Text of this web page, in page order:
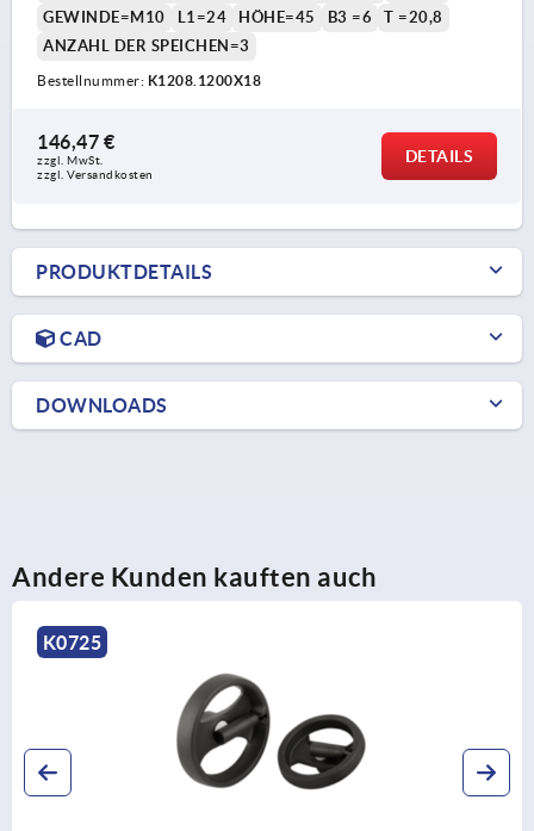
GEWINDE=M10
L1=24 HÖHE=45 B3 =6
T =20,8
ANZAHL DER SPEICHEN=3
Bestellnummer: K1208.1200X18
146,47 €
zzgl. MwSt.
zzgl. Versandkosten
DETAILS
PRODUKTDETAILS
CAD
DOWNLOADS
Andere Kunden kauften auch
K0725